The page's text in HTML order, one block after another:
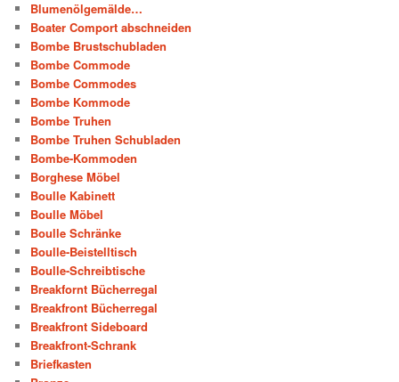
Blumenölgemälde…
Boater Comport abschneiden
Bombe Brustschubladen
Bombe Commode
Bombe Commodes
Bombe Kommode
Bombe Truhen
Bombe Truhen Schubladen
Bombe-Kommoden
Borghese Möbel
Boulle Kabinett
Boulle Möbel
Boulle Schränke
Boulle-Beistelltisch
Boulle-Schreibtische
Breakfornt Bücherregal
Breakfront Bücherregal
Breakfront Sideboard
Breakfront-Schrank
Briefkasten